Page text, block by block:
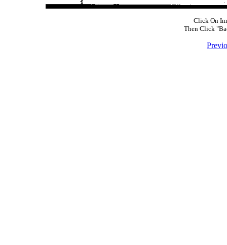
Click On
Then Click